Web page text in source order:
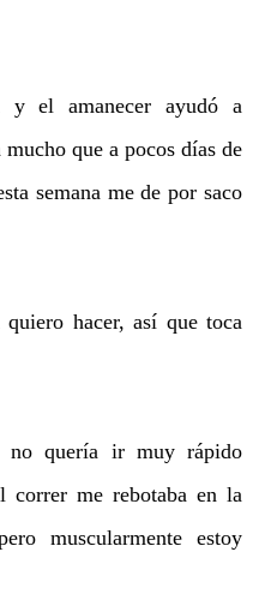
y el amanecer ayudó a
que a pocos días de
semana me de por saco
hacer, así que toca
no quería ir muy rápido
correr me rebotaba en la
muscularmente estoy